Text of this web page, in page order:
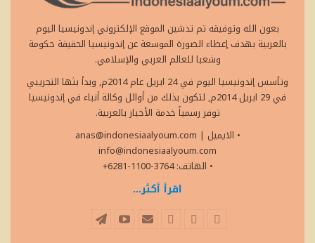
بعون الله وتوفيقه تم تدشين الموقع الإلكتروني إندونيسيا اليوم
بالعربية بهدف إعطاء الصورة الموسعة عن إندونيسيا الحقيقة حكومة
وشعبا للعالم العربي والإسلامي.
وتأسس إندونيسيا اليوم في 24 ابريل عام 2014م, وبدأ بثها التجريبي
في 29 ابريل 2014م, لتكون بذلك من أوائل وكالة أنباء في إندونيسيا
توفر رسمياً خدمة الأخبار بالعربية.
• الايميل
anas@indonesiaalyoum.com |
info@indonesiaalyoum.com
• الهاتف: 3764-1100-6281+
اقرأ أكثر...